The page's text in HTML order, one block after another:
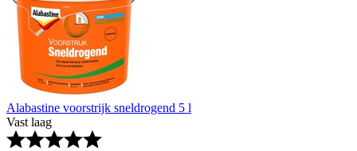
Alabastine voorstrijk sneldrogend 5 l
Vast laag